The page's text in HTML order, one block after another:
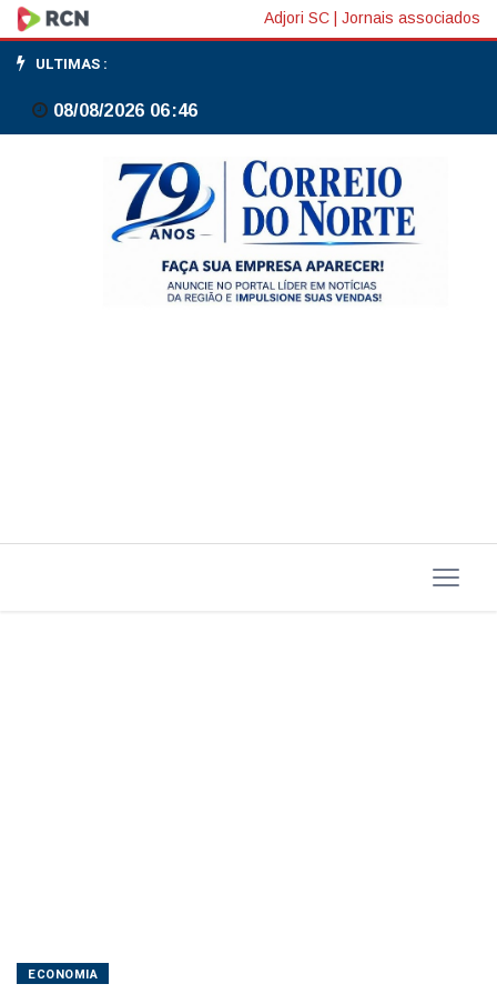
Microsoft
investe
US$
acelerar
Adjori SC Jornais associados
ULTIMAS :
08/08/2026 06:46
ECONOMIA